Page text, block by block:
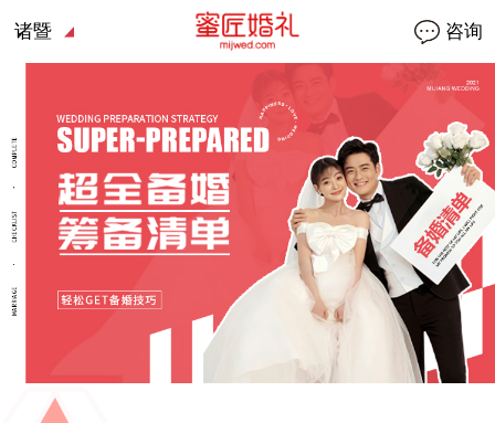
诸暨 咨询